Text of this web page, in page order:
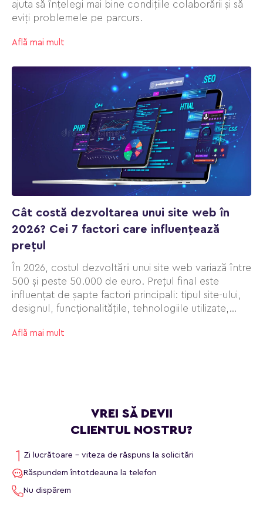
ajuta să înțelegi mai bine condițiile colaborării și să
eviți problemele pe parcurs.
Află mai mult
Cât costă dezvoltarea unui site web în
2026? Cei 7 factori care influențează
prețul
În 2026, costul dezvoltării unui site web variază între
500 și peste 50.000 de euro. Prețul final este
influențat de șapte factori principali: tipul site-ului,
designul, funcționalitățile, tehnologiile utilizate,
dezvoltare și serviciile de suport și mentenanță
Află mai mult
VREI SĂ DEVII
CLIENTUL NOSTRU?
Zi lucrătoare - viteza de răspuns la solicitări
Răspundem întotdeauna la telefon
Nu dispărem